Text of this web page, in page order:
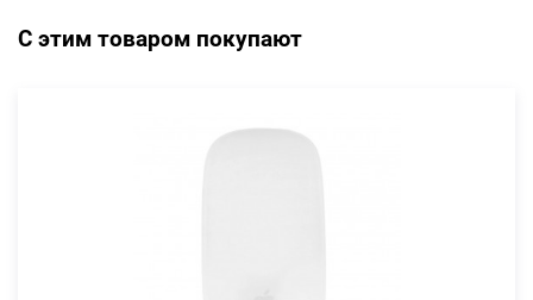
С этим товаром покупают